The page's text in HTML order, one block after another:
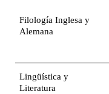
Filología Inglesa y
Alemana
Lingüística y
Literatura